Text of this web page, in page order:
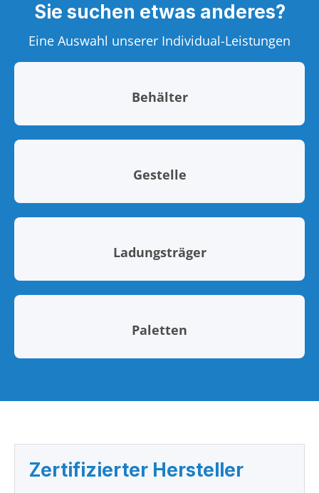
Sie suchen etwas anderes?
Eine Auswahl unserer Individual-Leistungen
Behälter
Gestelle
Ladungsträger
Paletten
Zertifizierter Hersteller